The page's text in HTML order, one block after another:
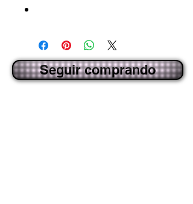
Seguir comprando